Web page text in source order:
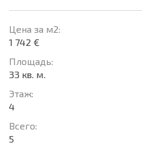
Цена за м2:
1 742 €
Площадь:
33 кв. м.
Этаж:
4
Всего:
5